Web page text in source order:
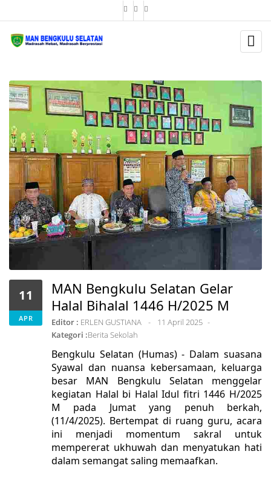
BERITA
11
APR
MAN Bengkulu Selatan Gelar
Halal Bihalal 1446 H/2025 M
Editor : ERLEN GUSTIANA
11 April 2025
Kategori :Berita Sekolah
Bengkulu Selatan (Humas) - Dalam suasana
Syawal dan nuansa kebersamaan, keluarga
besar MAN Bengkulu Selatan menggelar
kegiatan Halal bi Halal Idul fitri 1446 H/2025
M pada Jumat yang penuh berkah,
(11/4/2025). Bertempat di ruang guru, acara
ini menjadi momentum sakral untuk
mempererat ukhuwah dan menyatukan hati
dalam semangat saling memaafkan.